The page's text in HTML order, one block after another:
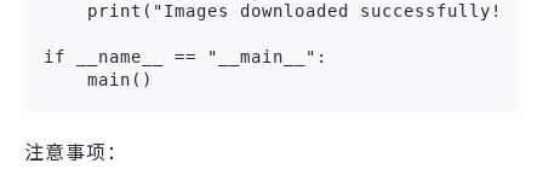
    print("Images downloaded successfully!")
if __name__ == "__main__":
    main()
注意事项：